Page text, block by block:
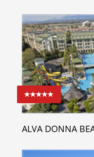
ALVA DONNA